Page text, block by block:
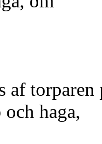
af torparen
haga,